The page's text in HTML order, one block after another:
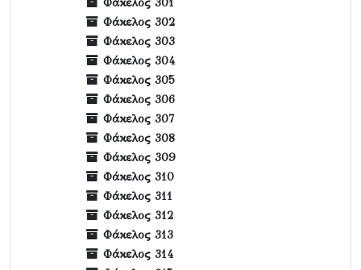
Φάκελος 302
Φάκελος 303
Φάκελος 304
Φάκελος 305
Φάκελος 306
Φάκελος 307
Φάκελος 308
Φάκελος 309
Φάκελος 310
Φάκελος 311
Φάκελος 312
Φάκελος 313
Φάκελος 314